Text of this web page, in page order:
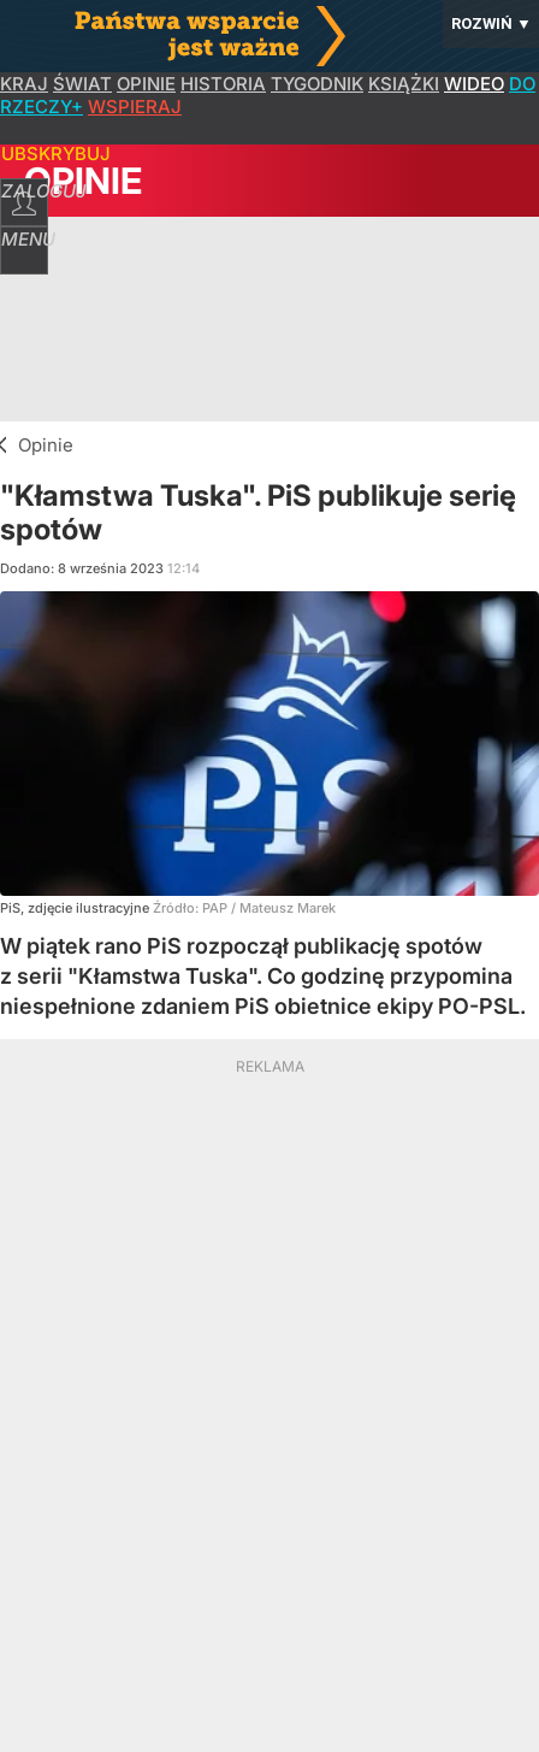
ROZWIŃ ▼
KRAJ ŚWIAT OPINIE HISTORIA TYGODNIK KSIĄŻKI WIDEO DO
RZECZY+ WSPIERAJ
ZALOGUJ
MENU
OPINIE
Opinie
"Kłamstwa Tuska". PiS publikuje serię
spotów
Dodano: 8 września 2023 12:14
PiS, zdjęcie ilustracyjne Źródło: PAP / Mateusz Marek
W piątek rano PiS rozpoczął publikację spotów
z serii "Kłamstwa Tuska". Co godzinę przypomina
niespełnione zdaniem PiS obietnice ekipy PO-PSL.